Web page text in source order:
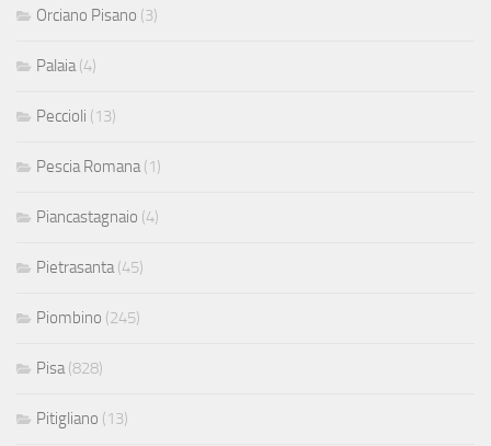
Orciano Pisano (3)
Palaia (4)
Peccioli (13)
Pescia Romana (1)
Piancastagnaio (4)
Pietrasanta (45)
Piombino (245)
Pisa (828)
Pitigliano (13)